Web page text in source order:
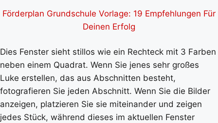
Förderplan Grundschule Vorlage: 19 Empfehlungen Für
Deinen Erfolg
Dies Fenster sieht stillos wie ein Rechteck mit 3 Farben
neben einem Quadrat. Wenn Sie jenes sehr großes
Luke erstellen, das aus Abschnitten besteht,
fotografieren Sie jeden Abschnitt. Wenn Sie die Bilder
anzeigen, platzieren Sie sie miteinander und zeigen
jedes Stück, während dieses im aktuellen Fenster